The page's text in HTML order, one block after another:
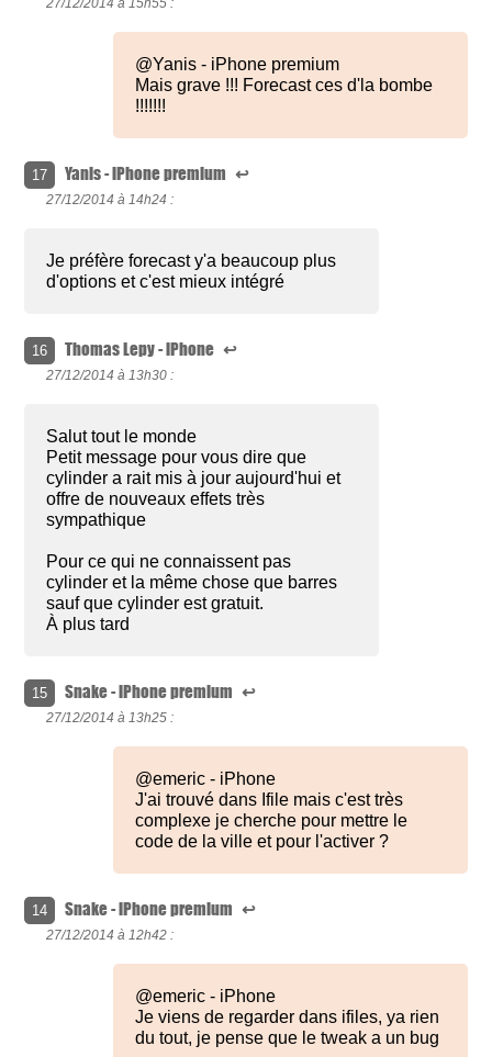
27/12/2014 à 15h55 :
@Yanis - iPhone premium
Mais grave !!! Forecast ces d'la bombe
!!!!!!!
17 Yanis - iPhone premium ↩
27/12/2014 à 14h24 :
Je préfère forecast y'a beaucoup plus
d'options et c'est mieux intégré
16 Thomas Lepy - iPhone ↩
27/12/2014 à 13h30 :
Salut tout le monde
Petit message pour vous dire que
cylinder a rait mis à jour aujourd'hui et
offre de nouveaux effets très
sympathique
Pour ce qui ne connaissent pas
cylinder et la même chose que barres
sauf que cylinder est gratuit.
À plus tard
15 Snake - iPhone premium ↩
27/12/2014 à 13h25 :
@emeric - iPhone
J'ai trouvé dans Ifile mais c'est très
complexe je cherche pour mettre le
code de la ville et pour l'activer ?
14 Snake - iPhone premium ↩
27/12/2014 à 12h42 :
@emeric - iPhone
Je viens de regarder dans ifiles, ya rien
du tout, je pense que le tweak a un bug